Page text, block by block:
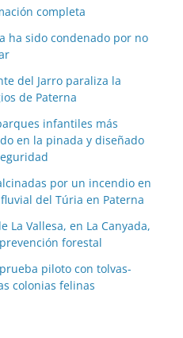
completa
ha sido condenado por no
del Jarro paraliza la
de Paterna
infantiles más
en la pinada y diseñado
por un incendio en
del Túria en Paterna
La Vallesa, en La Canyada,
forestal
piloto con tolvas-
colonias felinas